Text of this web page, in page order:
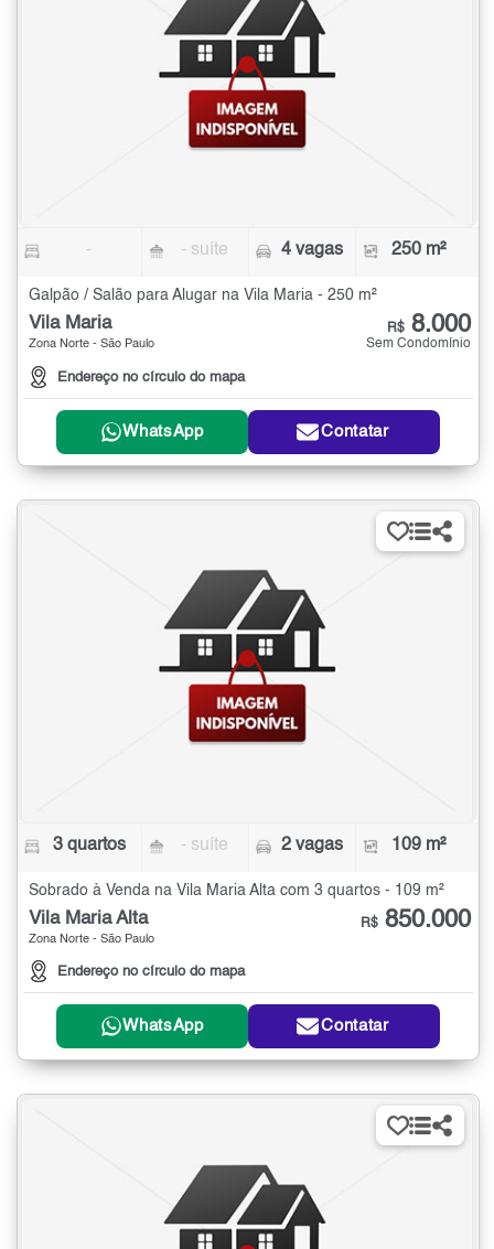
- - suíte 4 vagas 250 m²
Galpão / Salão para Alugar na Vila Maria - 250 m²
Vila Maria
Zona Norte - São Paulo
Endereço no círculo do mapa
R$ 8.000
Sem Condomínio
WhatsApp Contatar
3 quartos - suíte 2 vagas 109 m²
Sobrado à Venda na Vila Maria Alta com 3 quartos - 109 m²
Vila Maria Alta
Zona Norte - São Paulo
Endereço no círculo do mapa
R$ 850.000
WhatsApp Contatar